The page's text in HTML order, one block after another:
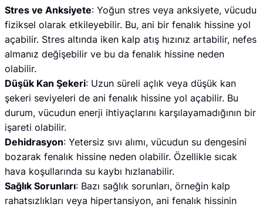
Stres ve Anksiyete: Yoğun stres veya anksiyete, vücudu
fiziksel olarak etkileyebilir. Bu, ani bir fenalık hissine yol
açabilir. Stres altında iken kalp atış hızınız artabilir, nefes
almanız değişebilir ve bu da fenalık hissine neden
olabilir.
Düşük Kan Şekeri: Uzun süreli açlık veya düşük kan
şekeri seviyeleri de ani fenalık hissine yol açabilir. Bu
durum, vücudun enerji ihtiyaçlarını karşılayamadığının bir
işareti olabilir.
Dehidrasyon: Yetersiz sıvı alımı, vücudun su dengesini
bozarak fenalık hissine neden olabilir. Özellikle sıcak
hava koşullarında su kaybı hızlanabilir.
Sağlık Sorunları: Bazı sağlık sorunları, örneğin kalp
rahatsızlıkları veya hipertansiyon, ani fenalık hissinin